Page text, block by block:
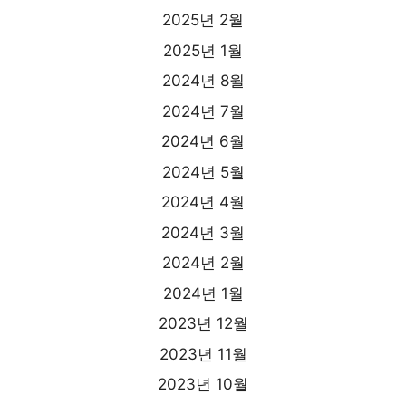
2025년 2월
2025년 1월
2024년 8월
2024년 7월
2024년 6월
2024년 5월
2024년 4월
2024년 3월
2024년 2월
2024년 1월
2023년 12월
2023년 11월
2023년 10월